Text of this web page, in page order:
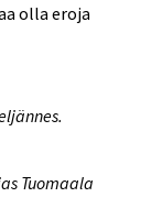
olla eroja
Tuomaala